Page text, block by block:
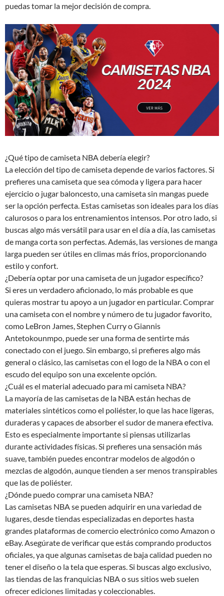
puedas tomar la mejor decisión de compra.
¿Qué tipo de camiseta NBA debería elegir?
La elección del tipo de camiseta depende de varios factores. Si
prefieres una camiseta que sea cómoda y ligera para hacer
ejercicio o jugar baloncesto, una camiseta sin mangas puede
ser la opción perfecta. Estas camisetas son ideales para los días
calurosos o para los entrenamientos intensos. Por otro lado, si
buscas algo más versátil para usar en el día a día, las camisetas
de manga corta son perfectas. Además, las versiones de manga
larga pueden ser útiles en climas más fríos, proporcionando
estilo y confort.
¿Debería optar por una camiseta de un jugador específico?
Si eres un verdadero aficionado, lo más probable es que
quieras mostrar tu apoyo a un jugador en particular. Comprar
una camiseta con el nombre y número de tu jugador favorito,
como LeBron James, Stephen Curry o Giannis
Antetokounmpo, puede ser una forma de sentirte más
conectado con el juego. Sin embargo, si prefieres algo más
general o clásico, las camisetas con el logo de la NBA o con el
escudo del equipo son una excelente opción.
¿Cuál es el material adecuado para mi camiseta NBA?
La mayoría de las camisetas de la NBA están hechas de
materiales sintéticos como el poliéster, lo que las hace ligeras,
duraderas y capaces de absorber el sudor de manera efectiva.
Esto es especialmente importante si piensas utilizarlas
durante actividades físicas. Si prefieres una sensación más
suave, también puedes encontrar modelos de algodón o
mezclas de algodón, aunque tienden a ser menos transpirables
que las de poliéster.
¿Dónde puedo comprar una camiseta NBA?
Las camisetas NBA se pueden adquirir en una variedad de
lugares, desde tiendas especializadas en deportes hasta
grandes plataformas de comercio electrónico como Amazon o
eBay. Asegúrate de verificar que estás comprando productos
oficiales, ya que algunas camisetas de baja calidad pueden no
tener el diseño o la tela que esperas. Si buscas algo exclusivo,
las tiendas de las franquicias NBA o sus sitios web suelen
ofrecer ediciones limitadas y coleccionables.